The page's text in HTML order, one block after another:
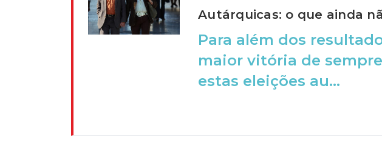
Autárquicas: o que ainda
Para além dos
maior vitória de
estas eleições au...